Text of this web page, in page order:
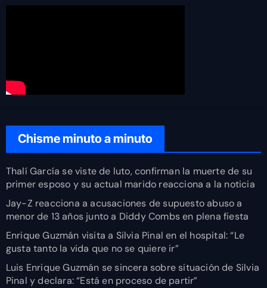
Chisme minuto a minuto
Thalí García se viste de luto, confirman la muerte de su
primer esposo y su actual marido reacciona a la noticia
Jay-Z reacciona a acusaciones de supuesto abuso a
menor de 13 años junto a Diddy Combs en plena fiesta
Enrique Guzmán visita a Silvia Pinal en el hospital: “Le
gusta tanto la vida que no se quiere ir”
Luis Enrique Guzmán se sincera sobre situación de Silvia
Pinal y declara: “Está en proceso de partir”